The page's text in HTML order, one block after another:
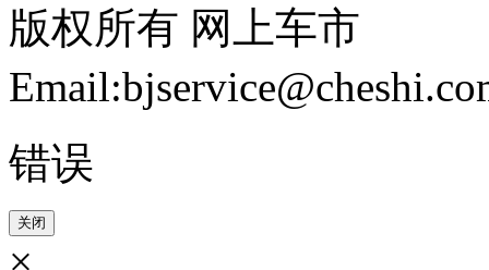
版权所有 网上车市
错误
关闭